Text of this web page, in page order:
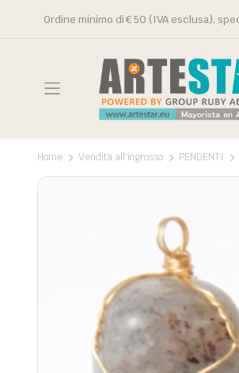
Ordine minimo di € 50 (IVA esclusa),
Home Vendita all'ingrosso PENDENTI